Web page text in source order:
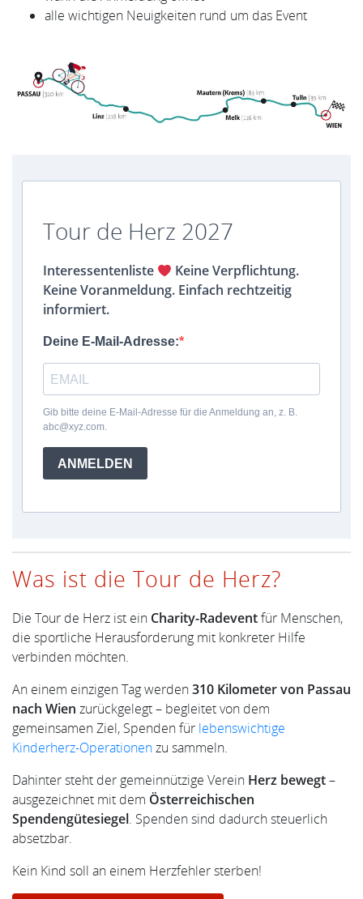
alle wichtigen Neuigkeiten rund um das Event
Tour de Herz 2027
Interessentenliste
Keine Verpflichtung.
Keine Voranmeldung. Einfach rechtzeitig
informiert.
Deine E-Mail-Adresse:
Gib bitte deine E-Mail-Adresse für die Anmeldung an, z. B.
abc@xyz.com.
ANMELDEN
Was ist die Tour de Herz?
Die Tour de Herz ist ein Charity-Radeventfür Menschen,
die sportliche Herausforderung mit konkreter Hilfe
verbinden möchten.
An einem einzigen Tag werden310 Kilometer von Passau
nach Wien zurückgelegt – begleitet von dem
gemeinsamen Ziel, Spenden für lebenswichtige
Kinderherz-Operationenzu sammeln.
Dahinter steht der gemeinnützige Verein Herz bewegt–
ausgezeichnet mit dem Österreichischen
Spendengütesiegel. Spenden sind dadurch steuerlich
absetzbar.
Kein Kind soll an einem Herzfehler sterben!